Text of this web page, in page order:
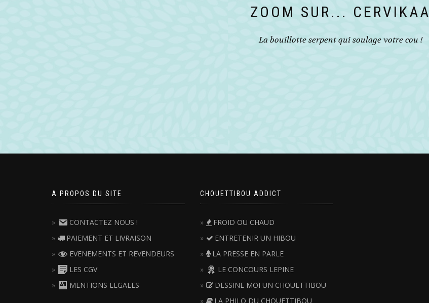
ZOOM SUR... CERVIKAA
La bouillotte serpent qui soulage votre cou !
A PROPOS DU SITE
CONTACTEZ NOUS !
PAIEMENT ET LIVRAISON
EVENEMENTS ET REVENDEURS
LES CGV
MENTIONS LEGALES
CHOUETTIBOU ADDICT
FROID OU CHAUD
ENTRETENIR UN HIBOU
LA PRESSE EN PARLE
LE CONCOURS LEPINE
DESSINE MOI UN CHOUETTIBOU
LA PHILO DU CHOUETTIBOU